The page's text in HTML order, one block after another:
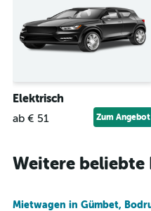
Elektrisch
ab € 51 Zum Angebot
Weitere beliebte
Mietwagen in Gümbet,